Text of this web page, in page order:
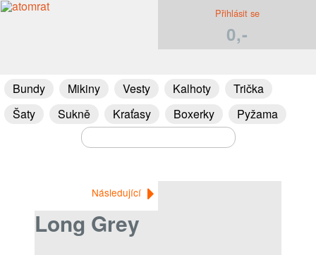
Přihlásit se
0,-
Bundy Mikiny Vesty Kalhoty
Trička
Šaty
Sukně Kraťasy Boxerky Pyžama
Následující
Long Grey